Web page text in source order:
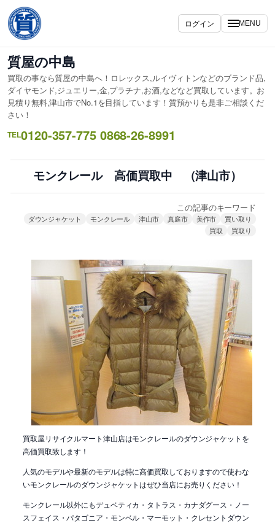
容
を
ス
キ
ッ
プ
ログイン MENU
質屋の中島
買取の事なら質屋の中島へ！ロレックス,ルイヴィトンなどのブランド品,
ダイヤモンド,ジュエリー,金,プラチナ,お酒,などなど買取しています。お
見積り無料,津山市でNo.1を目指しています！質預かりも是非ご相談くだ
さい！
TEL0120-357-775 0868-26-8991
モンクレール 高価買取中 （津山市）
この記事のキーワード
ダウンジャケット モンクレール 津山市 真庭市 美作市
買い取り
買取
買取り
買取屋リサイクルマート津山店はモンクレールのダウンジャケットを
高価買取致します！
人気のモデルや最新のモデルは特に高価買取しておりますので使わな
いモンクレールのダウンジャケットはぜひ当店にお売りください！
モンクレール以外にもデュベティカ・タトラス・カナダグース・ノー
スフェイス・パタゴニア・モンベル・マーモット・クレセントダウン